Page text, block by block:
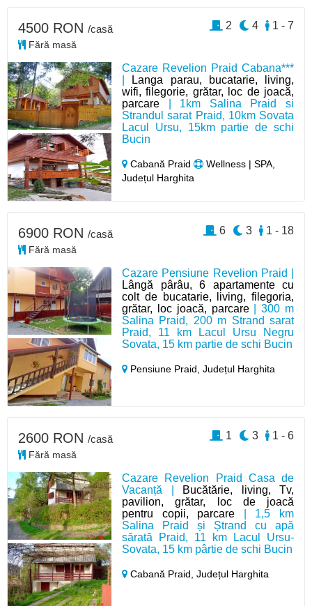
Cazare Revelion Praid Cabana***
Langa parau, bucatarie, living,
wifi, filegorie, grătar, loc de joacă,
parcare | 1km Salina Praid si
Strandul sarat Praid, 10km Sovata
Lacul Ursu, 15km partie de schi
Bucin
Cabană Praid
Wellness | SPA,
Județul Harghita
4500 RON /casă
Fără masă
1 - 7
4
2
Cazare Pensiune Revelion Praid |
Lângă pârâu, 6 apartamente cu
colt de bucatarie, living, filegoria,
grătar, loc joacă, parcare| 300 m
Salina Praid, 200 m Strand sarat
Praid, 11 km Lacul Ursu Negru
Sovata, 15 km partie de schi Bucin
Pensiune Praid,Județul Harghita
6900 RON /casă
Fără masă
1 - 18
3
6
Cazare Revelion Praid Casa de
Vacanță |
Bucătărie, living, Tv,
pavilion, grătar, loc de joacă
pentru copii, parcare | 1,5 km
Salina Praid și Ștrand cu apă
sărată Praid, 11 km Lacul Ursu-
Sovata, 15 km pârtie de schi Bucin
Cabană Praid,Județul Harghita
2600 RON /casă
Fără masă
1 - 6
3
1